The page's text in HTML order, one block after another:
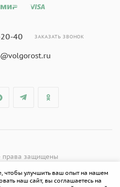
40 ЗАКАЗАТЬ ЗВОНОК
права защищены
улучшить ваш опыт на нашем
наш сайт, вы соглашаетесь на